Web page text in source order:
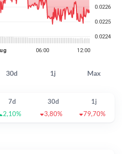
30d 1j Max
7d 30d
1j
2,10% 3,80% 79,70%